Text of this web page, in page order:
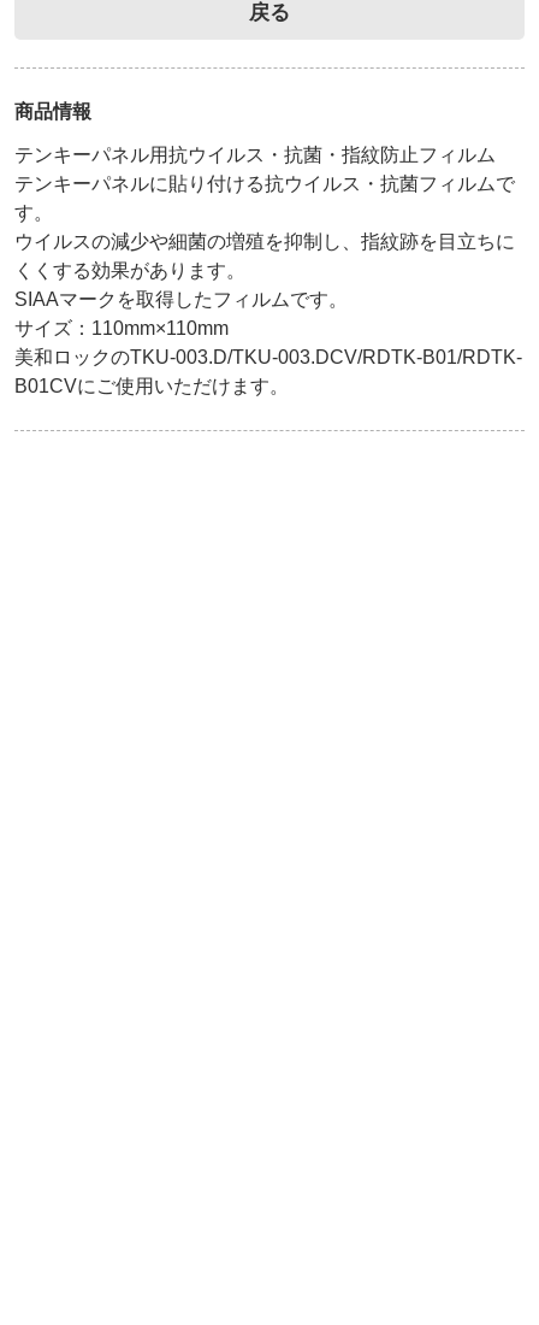
戻る
商品情報
テンキーパネル用抗ウイルス・抗菌・指紋防止フィルム
テンキーパネルに貼り付ける抗ウイルス・抗菌フィルムで
す。
ウイルスの減少や細菌の増殖を抑制し、指紋跡を目立ちに
くくする効果があります。
SIAAマークを取得したフィルムです。
サイズ：110mm×110mm
美和ロックのTKU-003.D/TKU-003.DCV/RDTK-B01/RDTK-
B01CVにご使用いただけます。